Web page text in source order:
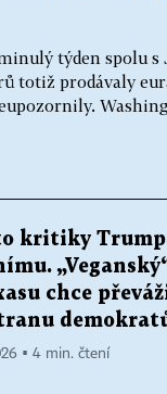
týden spolu s
totiž prodávaly
kritiky
chce
▪ 4 min. čtení